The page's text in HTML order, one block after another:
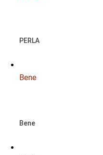
PERLA
Bene
Bene